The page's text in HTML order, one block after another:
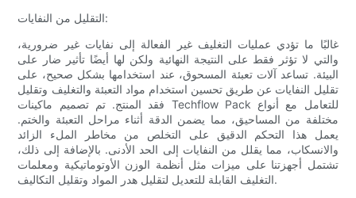
التقليل من النفايات:
غالبًا ما تؤدي عمليات التغليف غير الفعالة إلى نفايات غير ضرورية،
والتي لا تؤثر فقط على النتيجة النهائية ولكن لها أيضًا تأثير ضار على
البيئة. تساعد آلات تعبئة المسحوق، عند استخدامها بشكل صحيح، على
تقليل النفايات عن طريق تحسين استخدام مواد التعبئة والتغليف وتقليل
فقد المنتج. تم تصميم ماكينات Techflow Pack للتعامل مع أنواع
مختلفة من المساحيق، مما يضمن الدقة أثناء مراحل التعبئة والختم.
يعمل هذا التحكم الدقيق على التخلص من مخاطر الملء الزائد
والانسكاب، مما يقلل من النفايات إلى الحد الأدنى. بالإضافة إلى ذلك،
تشتمل أجهزتنا على ميزات مثل أنظمة الوزن الأوتوماتيكية ومعلمات
التغليف القابلة للتعديل لتقليل هدر المواد وتقليل التكاليف.